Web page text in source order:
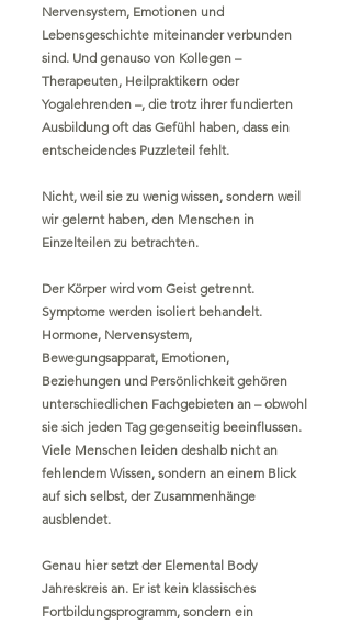
Nervensystem, Emotionen und
Lebensgeschichte miteinander verbunden
sind. Und genauso von Kollegen –
Therapeuten, Heilpraktikern oder
Yogalehrenden –, die trotz ihrer fundierten
Ausbildung oft das Gefühl haben, dass ein
entscheidendes Puzzleteil fehlt.
Nicht, weil sie zu wenig wissen, sondern weil
wir gelernt haben, den Menschen in
Einzelteilen zu betrachten.
Der Körper wird vom Geist getrennt.
Symptome werden isoliert behandelt.
Hormone, Nervensystem,
Bewegungsapparat, Emotionen,
Beziehungen und Persönlichkeit gehören
unterschiedlichen Fachgebieten an – obwohl
sie sich jeden Tag gegenseitig beeinflussen.
Viele Menschen leiden deshalb nicht an
fehlendem Wissen, sondern an einem Blick
auf sich selbst, der Zusammenhänge
ausblendet.
Genau hier setzt der Elemental Body
Jahreskreis an. Er ist kein klassisches
Fortbildungsprogramm, sondern ein